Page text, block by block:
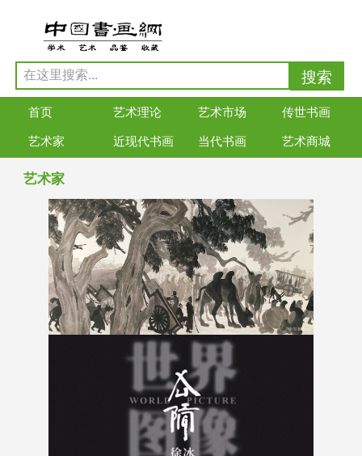
首页 艺术理论 艺术市场 传世书画
艺术家 近现代书画 当代书画 艺术商城
艺术家